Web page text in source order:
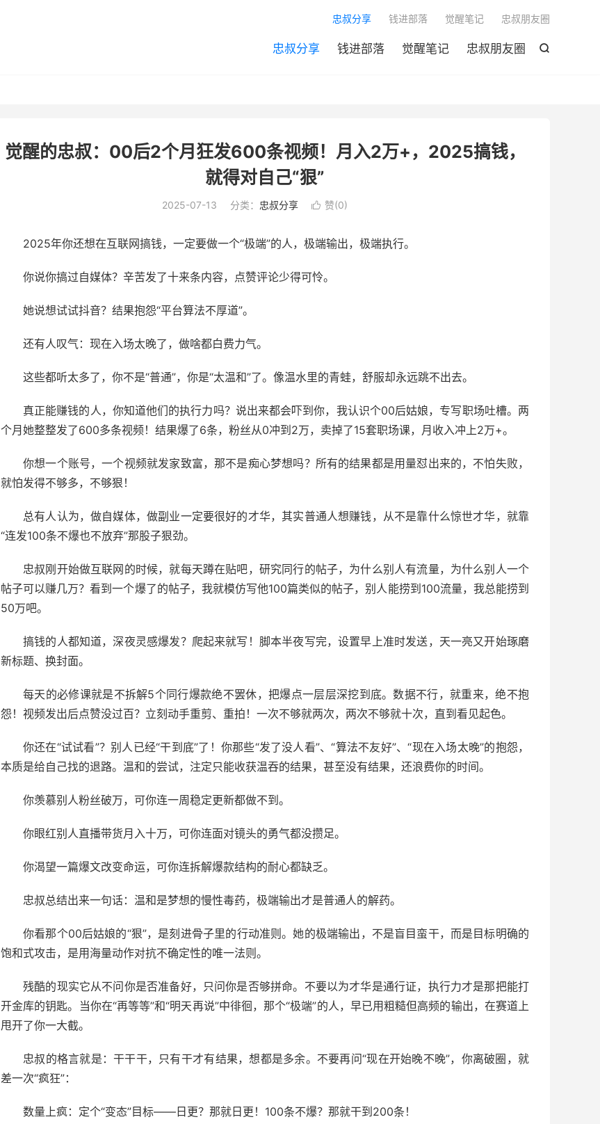

忠叔分享 钱进部落 觉醒笔记 忠叔朋友圈
忠叔分享 钱进部落 觉醒笔记 忠叔朋友圈
觉醒的忠叔：00后2个月狂发600条视频！月入2万+，2025搞钱，
就得对自己“狠”
2025-07-13 分类： 忠叔分享  赞(0)
2025年你还想在互联网搞钱，一定要做一个“极端”的人，极端输出，极端执行。
你说你搞过自媒体？辛苦发了十来条内容，点赞评论少得可怜。
她说想试试抖音？结果抱怨“平台算法不厚道”。
还有人叹气：现在入场太晚了，做啥都白费力气。
这些都听太多了，你不是“普通”，你是“太温和”了。像温水里的青蛙，舒服却永远跳不出去。
真正能赚钱的人，你知道他们的执行力吗？说出来都会吓到你，我认识个00后姑娘，专写职场吐槽。两
个月她整整发了600多条视频！结果爆了6条，粉丝从0冲到2万，卖掉了15套职场课，月收入冲上2万+。
你想一个账号，一个视频就发家致富，那不是痴心梦想吗？所有的结果都是用量怼出来的，不怕失败，
就怕发得不够多，不够狠！
总有人认为，做自媒体，做副业一定要很好的才华，其实普通人想赚钱，从不是靠什么惊世才华，就靠
“连发100条不爆也不放弃”那股子狠劲。
忠叔刚开始做互联网的时候，就每天蹲在贴吧，研究同行的帖子，为什么别人有流量，为什么别人一个
帖子可以赚几万？看到一个爆了的帖子，我就模仿写他100篇类似的帖子，别人能捞到100流量，我总能捞到
50万吧。
搞钱的人都知道，深夜灵感爆发？爬起来就写！脚本半夜写完，设置早上准时发送，天一亮又开始琢磨
新标题、换封面。
每天的必修课就是不拆解5个同行爆款绝不罢休，把爆点一层层深挖到底。数据不行，就重来，绝不抱
怨！视频发出后点赞没过百？立刻动手重剪、重拍！一次不够就两次，两次不够就十次，直到看见起色。
你还在“试试看”？别人已经“干到底”了！你那些“发了没人看”、“算法不友好”、“现在入场太晚”的抱怨，
本质是给自己找的退路。温和的尝试，注定只能收获温吞的结果，甚至没有结果，还浪费你的时间。
你羡慕别人粉丝破万，可你连一周稳定更新都做不到。
你眼红别人直播带货月入十万，可你连面对镜头的勇气都没攒足。
你渴望一篇爆文改变命运，可你连拆解爆款结构的耐心都缺乏。
忠叔总结出来一句话：温和是梦想的慢性毒药，极端输出才是普通人的解药。
你看那个00后姑娘的“狠”，是刻进骨子里的行动准则。她的极端输出，不是盲目蛮干，而是目标明确的
饱和式攻击，是用海量动作对抗不确定性的唯一法则。
残酷的现实它从不问你是否准备好，只问你是否够拼命。不要以为才华是通行证，执行力才是那把能打
开金库的钥匙。当你在“再等等”和“明天再说”中徘徊，那个“极端”的人，早已用粗糙但高频的输出，在赛道上
甩开了你一大截。
忠叔的格言就是：干干干，只有干才有结果，想都是多余。不要再问“现在开始晚不晚”，你离破圈，就
差一次“疯狂”：
数量上疯：定个“变态”目标——日更？那就日更！100条不爆？那就干到200条！